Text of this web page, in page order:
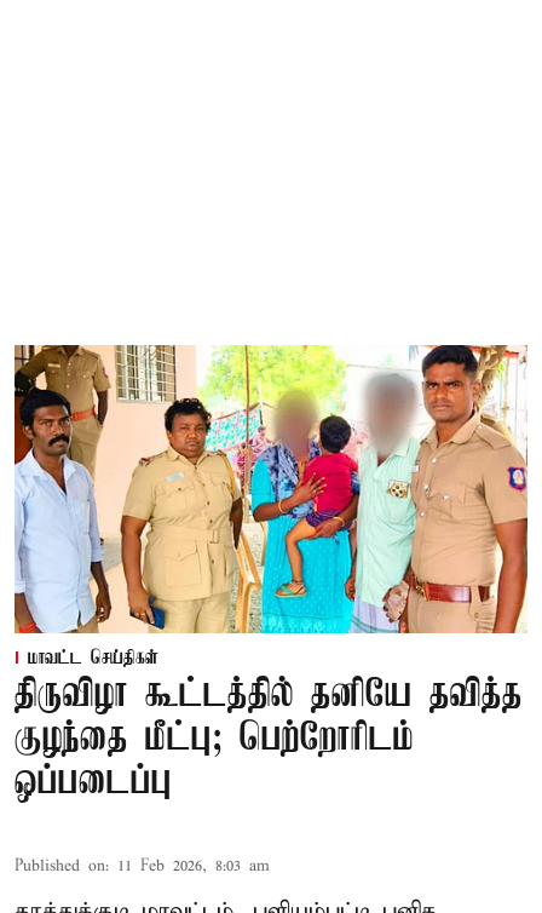
மாவட்ட செய்திகள்
திருவிழா கூட்டத்தில் தனியே தவித்த
குழந்தை மீட்பு; பெற்றோரிடம்
ஒப்படைப்பு
Published on: 11 Feb 2026, 8:03 am